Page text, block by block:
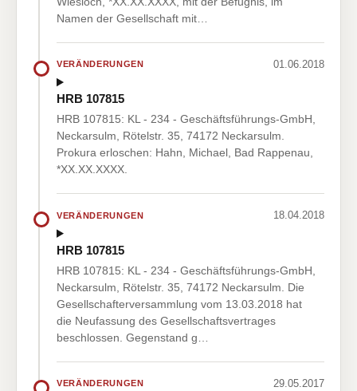
Namen der Gesellschaft mit…
VERÄNDERUNGEN 01.06.2018
HRB 107815
HRB 107815: KL - 234 - Geschäftsführungs-GmbH,
Neckarsulm, Rötelstr. 35, 74172 Neckarsulm.
Prokura erloschen: Hahn, Michael, Bad Rappenau,
*XX.XX.XXXX.
VERÄNDERUNGEN 18.04.2018
HRB 107815
HRB 107815: KL - 234 - Geschäftsführungs-GmbH,
Neckarsulm, Rötelstr. 35, 74172 Neckarsulm. Die
Gesellschafterversammlung vom 13.03.2018 hat
die Neufassung des Gesellschaftsvertrages
beschlossen. Gegenstand g…
VERÄNDERUNGEN 29.05.2017